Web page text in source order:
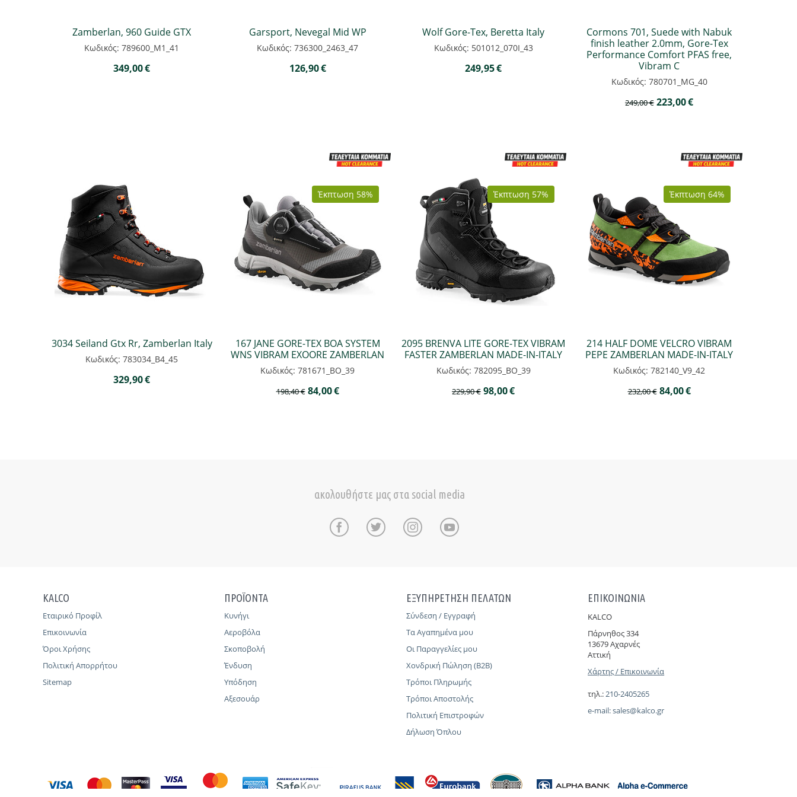
Zamberlan, 960 Guide GTX
Κωδικός: 789600_M1_41
349,00€
Garsport, Nevegal Mid WP
Κωδικός: 736300_2463_47
126,90€
Wolf Gore-Tex, Beretta Italy
Κωδικός: 501012_070I_43
249,95€
Cormons 701, Suede with Nabuk
finish leather 2.0mm, Gore-Tex
Performance Comfort PFAS free,
Vibram C
Κωδικός: 780701_MG_40
249,00€ 223,00€
3034 Seiland Gtx Rr, Zamberlan Italy
Κωδικός: 783034_B4_45
329,90€
Έκπτωση 58%
167 JANE GORE-TEX BOA SYSTEM
WNS VIBRAM EXOORE ZAMBERLAN
Κωδικός: 781671_BO_39
198,40€ 84,00€
Έκπτωση 57%
2095 BRENVA LITE GORE-TEX VIBRAM
FASTER ZAMBERLAN MADE-IN-ITALY
Κωδικός: 782095_BO_39
229,90€ 98,00€
Έκπτωση 64%
214 HALF DOME VELCRO VIBRAM
PEPE ZAMBERLAN MADE-IN-ITALY
Κωδικός: 782140_V9_42
232,00€ 84,00€
ακολουθήστε μας στα social media
KALCO
Εταιρικό Προφίλ
Επικοινωνία
Όροι Χρήσης
Πολιτική Απορρήτου
Sitemap
ΠΡΟΪΟΝΤΑ
Κυνήγι
Αεροβόλα
Σκοποβολή
Ένδυση
Υπόδηση
Αξεσουάρ
ΕΞΥΠΗΡΕΤΗΣΗ ΠΕΛΑΤΩΝ
Σύνδεση / Εγγραφή
Τα Αγαπημένα μου
Οι Παραγγελίες μου
Χονδρική Πώληση (B2B)
Τρόποι Πληρωμής
Τρόποι Αποστολής
Πολιτική Επιστροφών
Δήλωση Όπλου
ΕΠΙΚΟΙΝΩΝΙΑ
KALCO
Πάρνηθoς 334
13679 Αχαρνές
Αττική
Χάρτης / Επικοινωνία
τηλ.:210-2405265
e-mail:sales@kalco.gr